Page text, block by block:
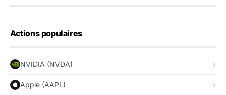
Actions populaires
NVIDIA (NVDA)
Apple (AAPL)